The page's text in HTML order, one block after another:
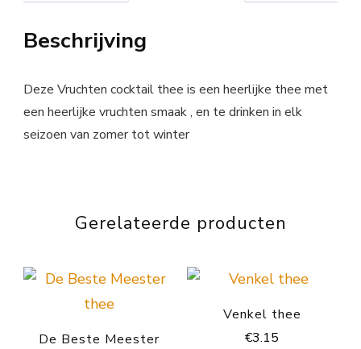
Beschrijving
Deze Vruchten cocktail thee is een heerlijke thee met
een heerlijke vruchten smaak , en te drinken in elk
seizoen van zomer tot winter
Gerelateerde producten
De Beste Meester
Venkel thee
€3.15